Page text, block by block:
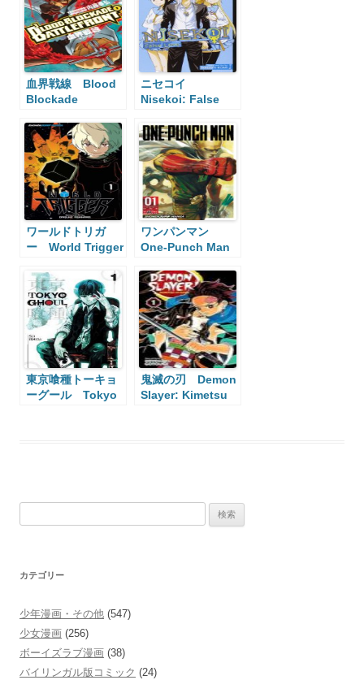
血界戦線 Blood
Blockade
ニセコイ
Nisekoi: False
ワールドトリガ
ー World Trigger
ワンパンマン
One-Punch Man
東京喰種トーキョ
ーグール Tokyo
鬼滅の刃 Demon
Slayer: Kimetsu
カテゴリー
少年漫画・その他 (547)
少女漫画 (256)
ボーイズラブ漫画 (38)
バイリンガル版コミック (24)